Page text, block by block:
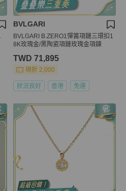
BVLGARI
BVLGARI B.ZERO1彈簧項鏈三環扣1
8K玫瑰金/黑陶瓷項鏈玫瑰金項鍊
TWD 71,895
現折 2,000
狀況良好 香港 免運